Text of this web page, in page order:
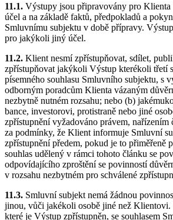
11.1. Výstupy jsou připravovány pro Klienta
účel a na základě faktů, předpokladů a
Smluvnímu subjektu v době přípravy.
pro jakýkoli jiný účel.
11.2. Klient nesmí zpřístupňovat, sdílet,
zpřístupňovat jakýkoli Výstup kterékoli třetí
písemného souhlasu Smluvního subjektu, s
odborným poradcům Klienta vázaným
nezbytně nutném rozsahu; nebo (b)
bance, investorovi, protistraně nebo jiné
zpřístupnění vyžadováno právem,
za podmínky, že Klient informuje Smluvní
zpřístupnění předem, pokud je to přiměřeně
souhlas udělený v rámci tohoto článku se
odpovídajícího zproštění se povinností
v rozsahu nezbytném pro schválené
11.3. Smluvní subjekt nemá žádnou
jinou, vůči jakékoli osobě jiné než Klientovi.
které je Výstup zpřístupněn, se souhlasem